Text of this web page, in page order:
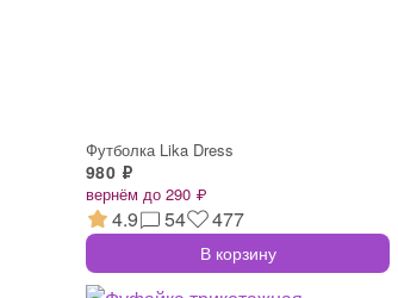
Футболка Lika Dress
980 ₽
вернём до 290 ₽
4.9 54 477
В корзину